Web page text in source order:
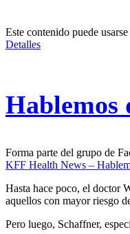
Este contenido puede
Detalles
Hablemos
Forma parte del grupo de
KFF Health News –
Hasta hace poco, el doctor
aquellos con mayor riesgo
Pero luego, Schaffner,